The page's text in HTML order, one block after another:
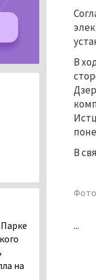
В
В
...
на